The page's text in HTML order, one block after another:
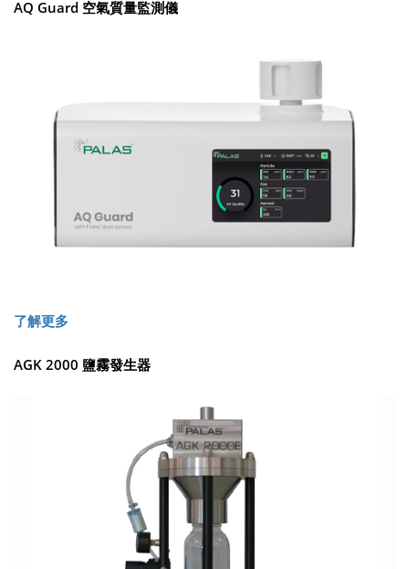
AQ Guard 空氣質量監測儀
了解更多
AGK 2000 鹽霧發生器